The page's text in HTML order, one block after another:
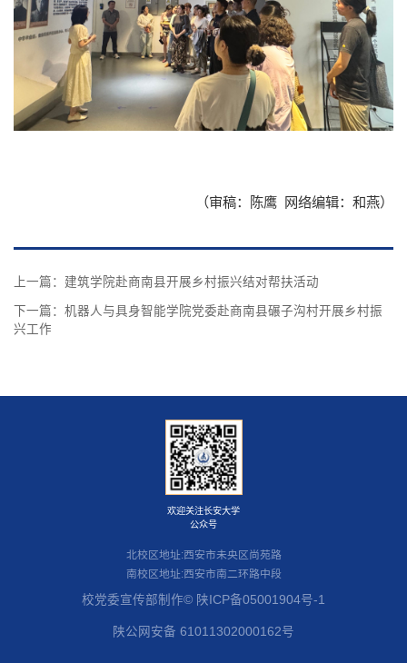
档案资料 网络服务 后勤保障 医疗服务
仪器共享
附属学校
（审稿：陈鹰 网络编辑：和燕）
上一篇： 建筑学院赴商南县开展乡村振兴结对帮扶活动
下一篇： 机器人与具身智能学院党委赴商南县碾子沟村开展乡村振
兴工作
北校区地址:西安市未央区尚苑路
南校区地址:西安市南二环路中段
校党委宣传部制作© 陕ICP备05001904号-1
陕公网安备 61011302000162号
欢迎关注长安大学
公众号